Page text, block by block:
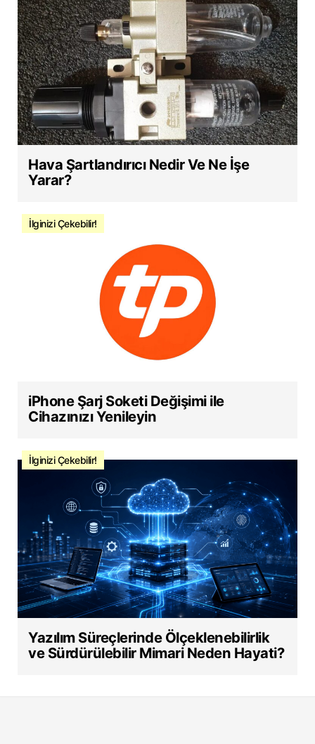
Hava Şartlandırıcı Nedir Ve Ne İşe
Yarar?
İlginizi Çekebilir!
iPhone Şarj Soketi Değişimi ile
Cihazınızı Yenileyin
İlginizi Çekebilir!
Yazılım Süreçlerinde Ölçeklenebilirlik
ve Sürdürülebilir Mimari Neden Hayati?